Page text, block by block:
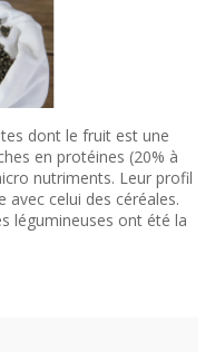
dont le fruit est une
en protéines (20% à
nutriments. Leur profil
celui des céréales.
légumineuses ont été la